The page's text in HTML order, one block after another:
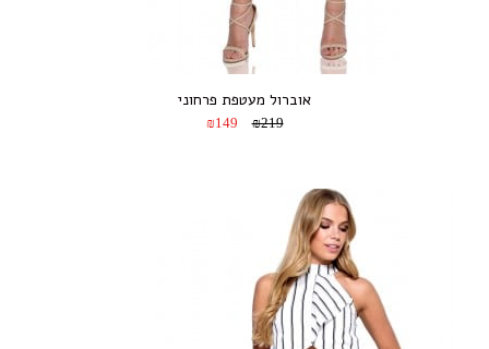
אוברול מעטפת פרחוני
₪219
₪149